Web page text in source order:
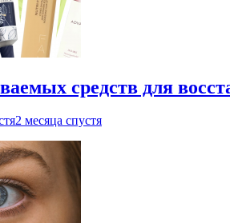
средств для
2 месяца спустя